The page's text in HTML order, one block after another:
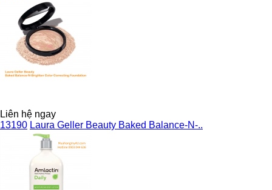
Liên hệ ngay
13190 Laura Geller Beauty Baked Balance-N-..